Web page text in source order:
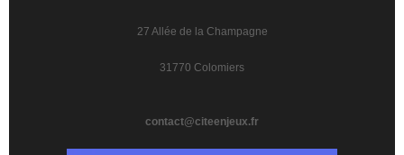
27 Allée de la Champagne
31770 Colomiers
contact@citeenjeux.fr